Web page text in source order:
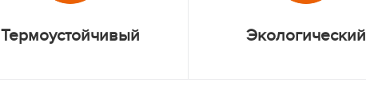
Термоустойчивый Экологический